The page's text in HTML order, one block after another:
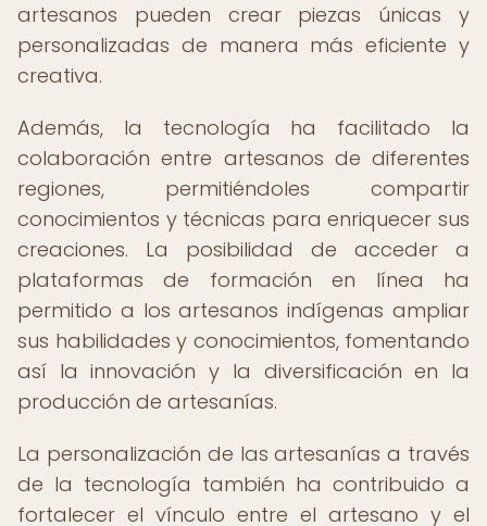
artesanos pueden crear piezas únicas y
personalizadas de manera más eficiente y
creativa.
Además, la tecnología ha facilitado la
colaboración entre artesanos de diferentes
regiones, permitiéndoles compartir
conocimientos y técnicas para enriquecer sus
creaciones. La posibilidad de acceder a
plataformas de formación en línea ha
permitido a los artesanos indígenas ampliar
sus habilidades y conocimientos, fomentando
así la innovación y la diversificación en la
producción de artesanías.
La personalización de las artesanías a través
de la tecnología también ha contribuido a
fortalecer el vínculo entre el artesano y el